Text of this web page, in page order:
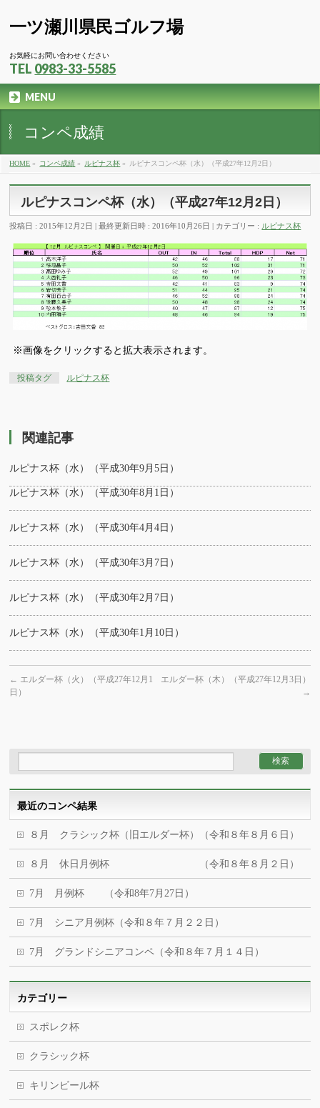
一ツ瀬川県民ゴルフ場
お気軽にお問い合わせください
TEL 0983-33-5585
MENU
コンペ成績
HOME » コンペ成績 » ルピナス杯 » ルピナスコンペ杯（水）（平成27年12月2日）
ルピナスコンペ杯（水）（平成27年12月2日）
投稿日 : 2015年12月2日 最終更新日時 : 2016年10月26日 カテゴリー : ルピナス杯
※画像をクリックすると拡大表示されます。
投稿タグ ルピナス杯
関連記事
ルピナス杯（水）（平成30年9月5日）
ルピナス杯（水）（平成30年8月1日）
ルピナス杯（水）（平成30年4月4日）
ルピナス杯（水）（平成30年3月7日）
ルピナス杯（水）（平成30年2月7日）
ルピナス杯（水）（平成30年1月10日）
← エルダー杯（火）（平成27年12月1
日）
エルダー杯（木）（平成27年12月3日）
→
最近のコンペ結果
８月 クラシック杯（旧エルダー杯）（令和８年８月６日）
８月 休日月例杯 （令和８年８月２日）
7月 月例杯 （令和8年7月27日）
7月 シニア月例杯（令和８年７月２２日）
7月 グランドシニアコンペ（令和８年７月１４日）
カテゴリー
スポレク杯
クラシック杯
キリンビール杯